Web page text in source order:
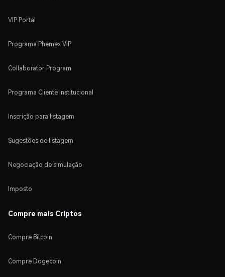
VIP Portal
Programa Phemex VIP
Collaborator Program
Programa Cliente Institucional
Inscrição para listagem
Sugestões de listagem
Negociação de simulação
Imposto
Compre mais Criptos
Compre Bitcoin
Compre Dogecoin